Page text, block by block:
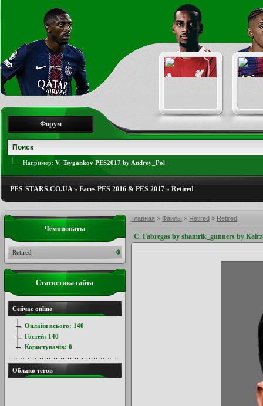
Форум
Например: V. Tsygankov PES2017 by Andrey_Pol
PES-STARS.CO.UA» Faces PES 2016 & PES 2017 » Retired
Главная » Файлы » Retired » Retired
C. Fabregas by shamrik_gunners by
Чемпионаты
Retired
Статистика сайта
Сейчас online
Онлайн всього: 140
Гостей: 140
Користувачів: 0
Облако тегов